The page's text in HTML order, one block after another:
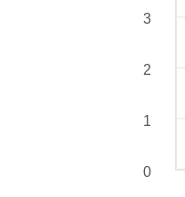
3
2
1
0